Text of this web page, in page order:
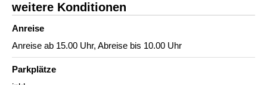
weitere Konditionen
Anreise
Anreise ab 15.00 Uhr, Abreise bis 10.00 Uhr
Parkplätze